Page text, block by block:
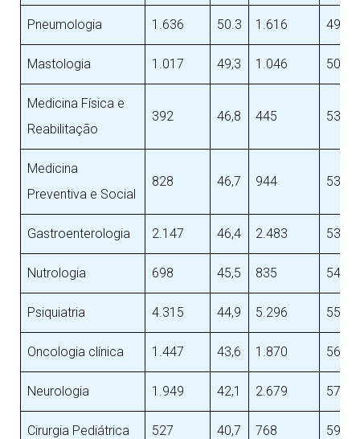
Pneumologia 1.636 50.3 1.616 49,7
Mastologia 1.017 49,3 1.046 50,7
Medicina Física e
Reabilitação
392 46,8 445 53,2
Medicina
Preventiva e Social
828 46,7 944 53,3
Gastroenterologia 2.147 46,4 2.483 53,6
Nutrologia 698 45,5 835 54,5
Psiquiatria 4.315 44,9 5.296 55,1
Oncologia clínica 1.447 43,6 1.870 56,4
Neurologia 1.949 42,1 2.679 57,9
Cirurgia Pediátrica 527 40,7 768 59,3